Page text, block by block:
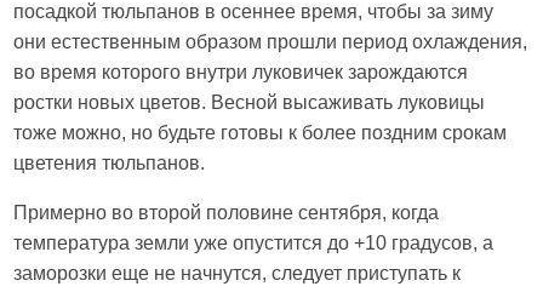
посадкой тюльпанов в осеннее время, чтобы за зиму
они естественным образом прошли период охлаждения,
во время которого внутри луковичек зарождаются
ростки новых цветов. Весной высаживать луковицы
тоже можно, но будьте готовы к более поздним срокам
цветения тюльпанов.
Примерно во второй половине сентября, когда
температура земли уже опустится до +10 градусов, а
заморозки еще не начнутся, следует приступать к